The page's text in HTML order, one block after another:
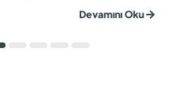
kontrol edilmeyen veya
ve yüksek onarım ma...
Devamını Oku